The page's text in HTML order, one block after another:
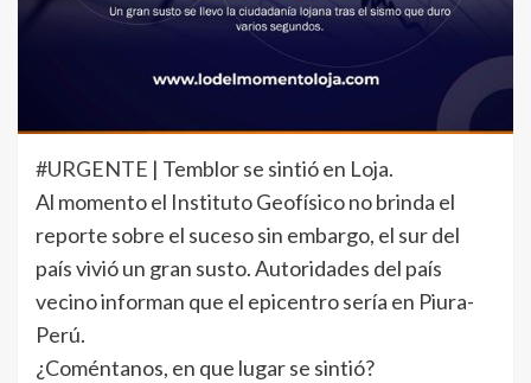
#URGENTE | Temblor se sintió en Loja.
Al momento el Instituto Geofísico no brinda el
reporte sobre el suceso sin embargo, el sur del
país vivió un gran susto. Autoridades del país
vecino informan que el epicentro sería en Piura-
Perú.
¿Coméntanos, en que lugar se sintió?